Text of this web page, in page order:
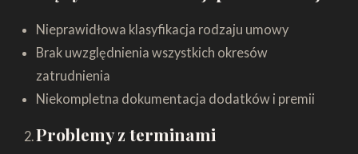
Nieprawidłowa klasyfikacja rodzaju umowy
Brak uwzględnienia wszystkich okresów
zatrudnienia
Niekompletna dokumentacja dodatków i premii
Problemy z terminami